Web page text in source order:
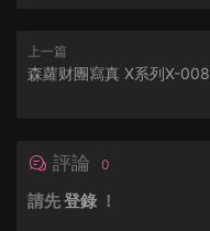
上一篇
森蘿财團寫真 X系列X-008
評論 0
請先登錄 ！